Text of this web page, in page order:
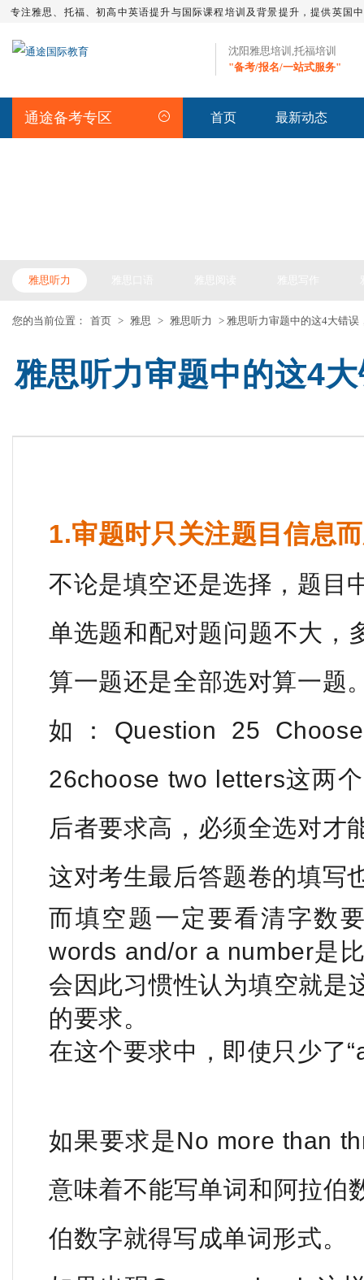
专注雅思、托福、初高中英语提升与国际课程培训及背景提升，提供英国
沈阳雅思培训,托福培训
"备考/报名/一站式服务"
通途备考专区 首页 最新动态
雅思听力
您的当前位置： 首页 > 雅思 > 雅思听力 > 雅思听力审题中的这4大错误
雅思听力审题中的这4
1.审题时只关注题目信息
不论是填空还是选择，题目
单选题和配对题问题不大，
算一题还是全部选对算一题
如：Question 25
26choose two letters这两
后者要求高，必须全选对才
这对考生最后答题卷的填写
而填空题一定要看清字数
words and/or a number是
会因此习惯性认为填空就是
的要求。
在这个要求中，即使只少了
如果要求是No more than
意味着不能写单词和阿拉伯
伯数字就得写成单词形式。
托福精品课程 托福全程